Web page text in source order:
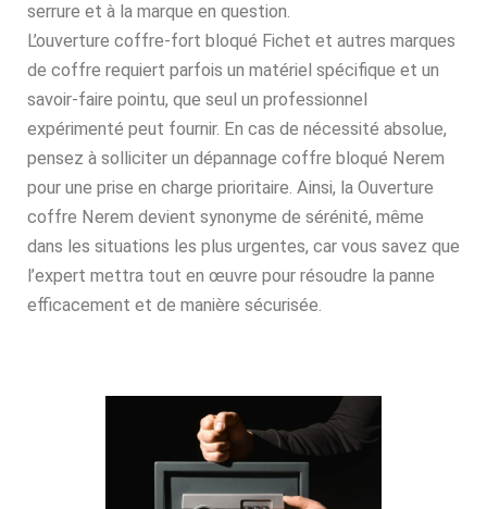
serrure et à la marque en question.
L’ouverture coffre-fort bloqué Fichet et autres marques
de coffre requiert parfois un matériel spécifique et un
savoir-faire pointu, que seul un professionnel
expérimenté peut fournir. En cas de nécessité absolue,
pensez à solliciter un dépannage coffre bloqué Nerem
pour une prise en charge prioritaire. Ainsi, la Ouverture
coffre Nerem devient synonyme de sérénité, même
dans les situations les plus urgentes, car vous savez que
l’expert mettra tout en œuvre pour résoudre la panne
efficacement et de manière sécurisée.